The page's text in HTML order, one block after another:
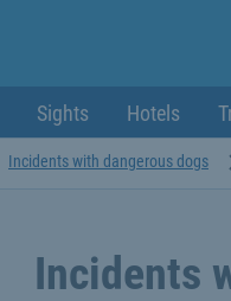
Sights Hotels
Incidents with dangerous dogs
Incidents